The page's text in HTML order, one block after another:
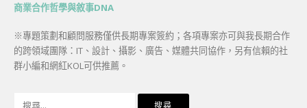
商業合作哲學與敘事DNA
※專題策劃和顧問服務僅供長期專案簽約；各項專案亦可與我長期合作
的跨領域團隊：IT、設計、攝影、廣告、媒體共同協作，另有信賴的社
群小編和網紅KOL可供推薦。